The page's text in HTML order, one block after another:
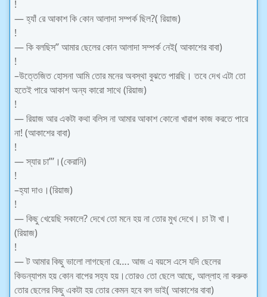
!
— হ্যাঁ রে আকাশ কি কোন আলাদা সম্পর্ক ছিল?( রিয়াজ)
!
— কি বলছিস” আমার ছেলের কোন আলাদা সম্পর্ক নেই( আকাশের বাবা)
!
–উত্তেজিত হোসনা আমি তোর মনের অবস্থা বুঝতে পারছি। তবে দেখ এটা তো
হতেই পারে আকাশ অন্য কারো সাথে (রিয়াজ)
!
— রিয়াজ আর একটা কথা বলিস না আমার আকাশ কোনো খারাপ কাজ করতে পারে
না! (আকাশের বাবা)
!
— স্যার চা”’।(কেরানি)
!
–হ্যা দাও।(রিয়াজ)
!
— কিছু খেয়েছি সকালে? দেখে তো মনে হয় না তোর মুখ দেখে। চা টা খা।
(রিয়াজ)
!
— ট আমার কিছু ভালো লাগছেনা রে…. আজ এ বয়সে এসে যদি ছেলের
কিডন্যাপম হয় কোন বাপের সহ্য হয়।তোরও তো ছেলে আছে, আল্লাহ না করুক
তোর ছেলের কিছু একটা হয় তোর কেমন হবে বল ভাই( আকাশের বাবা)